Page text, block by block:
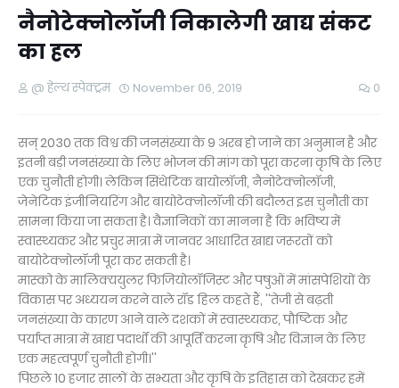
नैनोटेक्नोलॉजी निकालेगी खाद्य संकट
का हल
@ हेल्थ स्पेक्ट्रम November 06, 2019 0
सन् 2030 तक विश्व की जनसंख्या के 9 अरब हो जाने का अनुमान है और
इतनी बड़ी जनसंख्या के लिए भोजन की मांग को पूरा करना कृषि के लिए
एक चुनौती होगी। लेकिन सिंथेटिक बायोलॉजी, नैनोटेक्नोलॉजी,
जेनेटिक इंजीनियरिंग और बायोटेक्नोलॉजी की बदौलत इस चुनौती का
सामना किया जा सकता है। वैज्ञानिकों का मानना है कि भविष्य में
स्वास्थ्यकर और प्रचुर मात्रा में जानवर आधारित खाद्य जरूरतों को
बायोटेक्नोलॉजी पूरा कर सकती है।
मास्को के मालिक्ययुलर फिजियोलॉजिस्ट और पषुओं में मांसपेशियों के
विकास पर अध्ययन करने वाले रॉड हिल कहते हैं, ''तेजी से बढ़ती
जनसंख्या के कारण आने वाले दशकों में स्वास्थ्यकर, पौष्टिक और
पर्याप्त मात्रा में खाद्य पदार्थों की आपूर्ति करना कृषि और विज्ञान के लिए
एक महत्वपूर्ण चुनौती होगी।''
पिछले 10 हजार सालों के सभ्यता और कृषि के इतिहास को देखकर हमें